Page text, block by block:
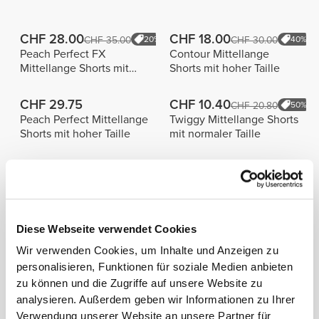
Diese Webseite verwendet Cookies
Wir verwenden Cookies, um Inhalte und Anzeigen zu
personalisieren, Funktionen für soziale Medien anbieten
zu können und die Zugriffe auf unsere Website zu
analysieren. Außerdem geben wir Informationen zu Ihrer
Verwendung unserer Website an unsere Partner für
CHF 28.00CHF 35.00 20%
Peach Perfect FX
Mittellange Shorts mit
CHF 18.00CHF 30.00 40%
Contour Mittellange
Shorts mit hoher Taille
CHF 29.75
Peach Perfect Mittellange
Shorts mit hoher Taille
CHF 10.40CHF 20.80 50%
Twiggy Mittellange Shorts
mit normaler Taille
Alles
ansehen
CHF 40.00
MuseFit Shorts mit
mittelhohem Bund
CHF 19.95
Athleisure Shorts mit
mittelhohem Bund
CHF 40.00
MuseFit Mittelhohe
CHF 44.65
IronMode Shorts